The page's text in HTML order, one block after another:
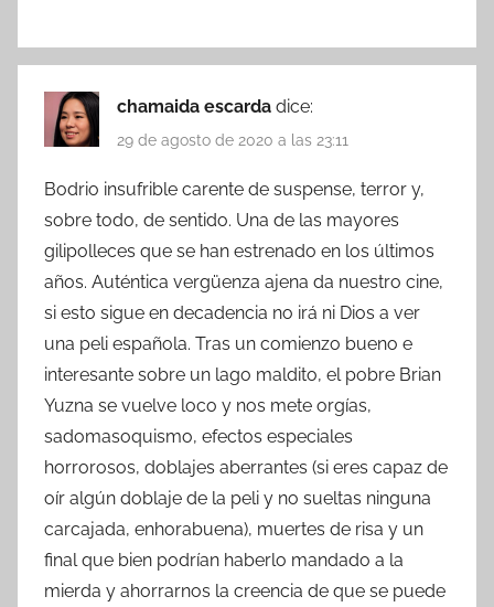
chamaida escarda dice:
29 de agosto de 2020 a las 23:11
Bodrio insufrible carente de suspense, terror y,
sobre todo, de sentido. Una de las mayores
gilipolleces que se han estrenado en los últimos
años. Auténtica vergüenza ajena da nuestro cine,
si esto sigue en decadencia no irá ni Dios a ver
una peli española. Tras un comienzo bueno e
interesante sobre un lago maldito, el pobre Brian
Yuzna se vuelve loco y nos mete orgías,
sadomasoquismo, efectos especiales
horrorosos, doblajes aberrantes (si eres capaz de
oír algún doblaje de la peli y no sueltas ninguna
carcajada, enhorabuena), muertes de risa y un
final que bien podrían haberlo mandado a la
mierda y ahorrarnos la creencia de que se puede